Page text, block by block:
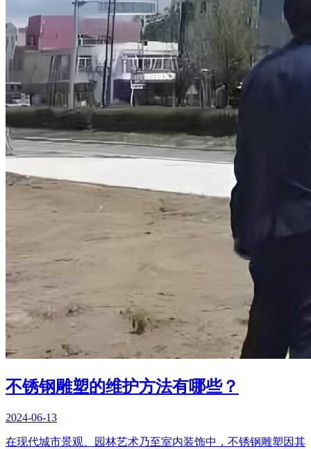
不锈钢雕塑的维护方法有哪些？
2024-06-13
在现代城市景观、园林艺术乃至室内装饰中，不锈钢雕塑因其